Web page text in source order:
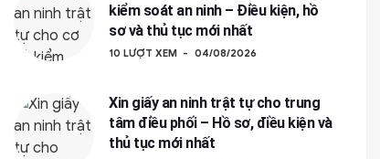
kiểm soát an ninh – Điều kiện, hồ
sơ và thủ tục mới nhất
10 LƯỢT XEM 04/08/2026
Xin giấy an ninh trật tự cho trung
tâm điều phối – Hồ sơ, điều kiện và
thủ tục mới nhất